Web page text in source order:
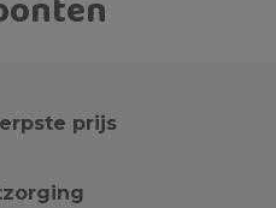
prijs